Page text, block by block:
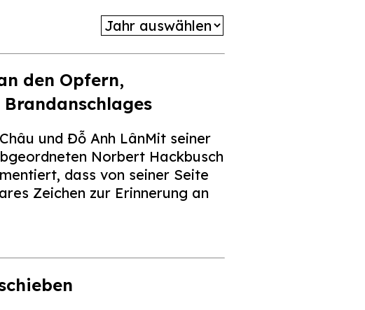
den Opfern,
und Đỗ Anh LânMit seiner
Norbert Hackbusch
dass von seiner Seite
Zeichen zur Erinnerung an